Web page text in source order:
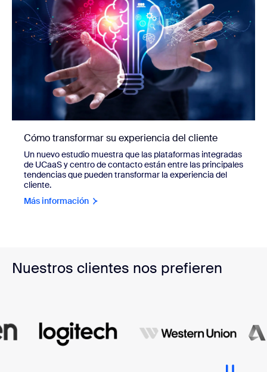
Cómo transformar su experiencia del cliente
Un nuevo estudio muestra que las plataformas integradas
de UCaaS y centro de contacto están entre las principales
tendencias que pueden transformar la experiencia del
cliente.
Más información
Nuestros clientes nos prefieren